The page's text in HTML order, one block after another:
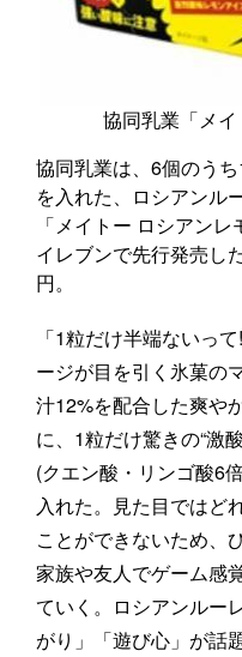
協同乳業「メイ
協同乳業は、6個のう
を入れた、ロシアンル
「メイトー ロシアン
イレブンで先行発売し
円。
「1粒だけ半端ないっ
ージが目を引く氷菓の
汁12%を配合した爽や
に、1粒だけ驚きの“激
(クエン酸・リンゴ酸6
入れた。見た目ではど
ことができないため、
家族や友人でゲーム感
ていく。ロシアンルー
がり」「遊び心」が話